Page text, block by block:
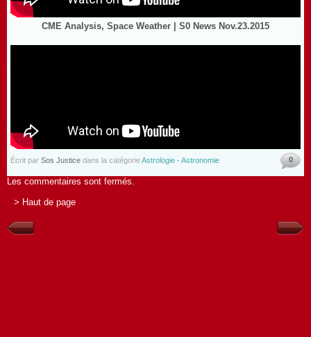
CME Analysis, Space Weather | S0 News Nov.23.2015
Écrit par Sos Justice dans la catégorieAstrologie - Astronomie 0
Les commentaires sont fermés.
> Haut de page